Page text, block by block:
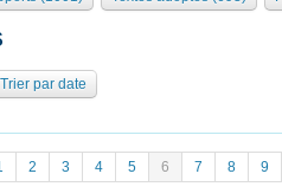
clés
l'Assemblée ... )
Trier par date
2 3 4 5 6 7 8 9